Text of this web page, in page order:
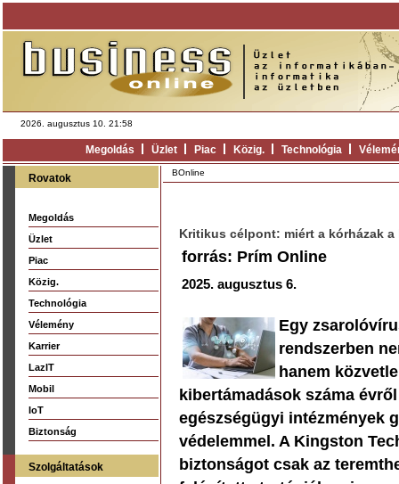
2026. augusztus 10. 21:58
Megoldás Üzlet Piac Közig. Technológia
Rovatok
Megoldás
Üzlet
Piac
Közig.
Technológia
Vélemény
Karrier
LazIT
Mobil
IoT
Biztonság
Szolgáltatások
BOnline
Kritikus célpont: miért a kórházak
forrás: Prím Online
2025. augusztus 6.
Egy
rendszerben
hanem
kibertámadások száma
egészségügyi intézmények
védelemmel. A Kingston
biztonságot csak az